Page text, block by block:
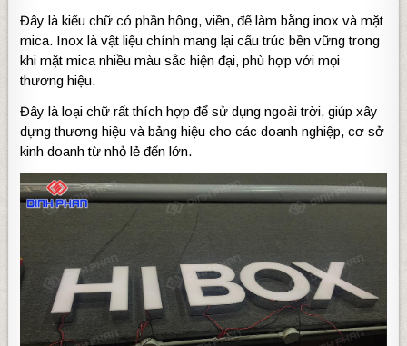
Đây là kiểu chữ có phần hông, viền, đế làm bằng inox và mặt
mica. Inox là vật liệu chính mang lại cấu trúc bền vững trong
khi mặt mica nhiều màu sắc hiện đại, phù hợp với mọi
thương hiệu.
Đây là loại chữ rất thích hợp để sử dụng ngoài trời, giúp xây
dựng thương hiệu và bảng hiệu cho các doanh nghiệp, cơ sở
kinh doanh từ nhỏ lẻ đến lớn.